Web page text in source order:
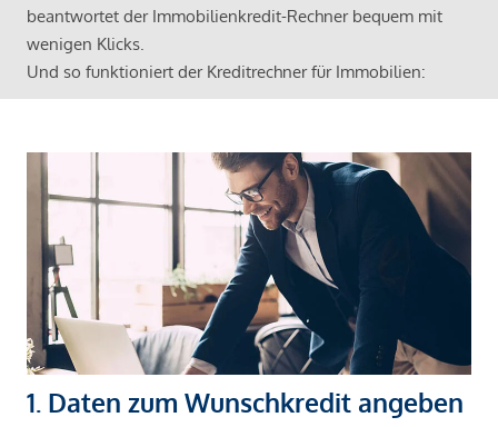
beantwortet der Immobilienkredit-Rechner bequem mit
wenigen Klicks.
Und so funktioniert der Kreditrechner für Immobilien:
1. Daten zum Wunschkredit angeben